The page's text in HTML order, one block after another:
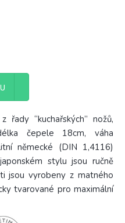
“kuchařských” nožů,
čepele 18cm, váha
německé (DIN 1,4116)
stylu jsou ručně
jsou vyrobeny z matného
tvarované pro maximální